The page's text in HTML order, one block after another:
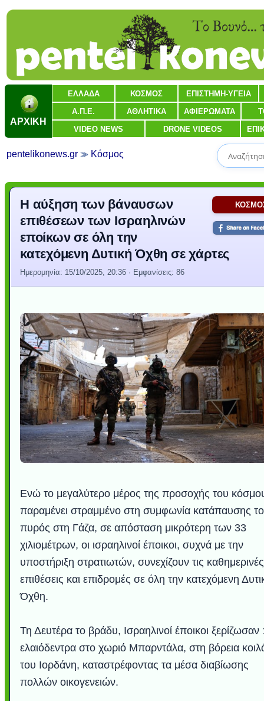
ΑΡΧΙΚΗ
ΕΛΛΑΔΑ ΚΟΣΜΟΣ ΕΠΙΣΤΗΜΗ-ΥΓΕΙΑ
Α.Π.Ε. ΑΘΛΗΤΙΚΑ ΑΦΙΕΡΩΜΑΤΑ
VIDEO NEWS DRONE VIDEOS
pentelikonews.gr Κόσμος
Η αύξηση των βάναυσων
επιθέσεων των Ισραηλινών
εποίκων σε όλη την
κατεχόμενη Δυτική Όχθη σε χάρτες
Ημερομηνία: 15/10/2025, 20:36 · Εμφανίσεις: 86
Ενώ το μεγαλύτερο μέρος της προσοχής του
παραμένει στραμμένο στη συμφωνία κατάπαυσης
πυρός στη Γάζα, σε απόσταση μικρότερη των 33
χιλιομέτρων, οι ισραηλινοί έποικοι, συχνά με την
υποστήριξη στρατιωτών, συνεχίζουν τις καθημερινές
επιθέσεις και επιδρομές σε όλη την κατεχόμενη
Όχθη.
Τη Δευτέρα το βράδυ, Ισραηλινοί έποικοι ξερίζωσαν
ελαιόδεντρα στο χωριό Μπαρντάλα, στη βόρεια
του Ιορδάνη, καταστρέφοντας τα μέσα διαβίωσης
πολλών οικογενειών.